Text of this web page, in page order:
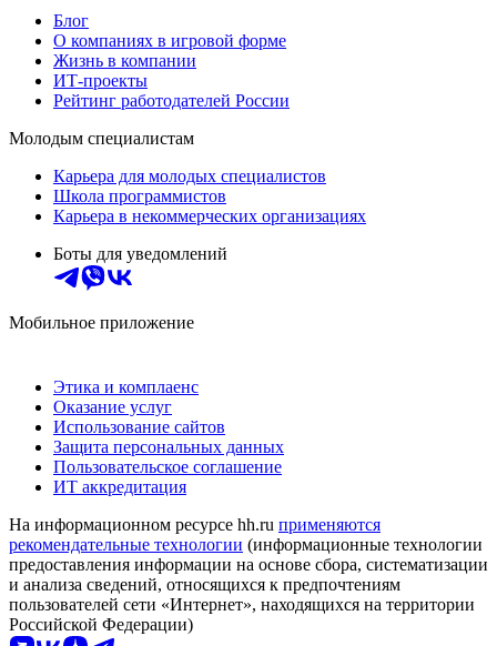
Блог
О компаниях в игровой форме
Жизнь в компании
ИТ-проекты
Рейтинг работодателей России
Молодым специалистам
Карьера для молодых специалистов
Школа программистов
Карьера в некоммерческих организациях
Боты для уведомлений
Мобильное приложение
Этика и комплаенс
Оказание услуг
Использование сайтов
Защита персональных данных
Пользовательское соглашение
ИТ аккредитация
На информационном ресурсе hh.ru применяются
рекомендательные технологии (информационные технологии
предоставления информации на основе сбора, систематизации
и анализа сведений, относящихся к предпочтениям
пользователей сети «Интернет», находящихся на территории
Российской Федерации)